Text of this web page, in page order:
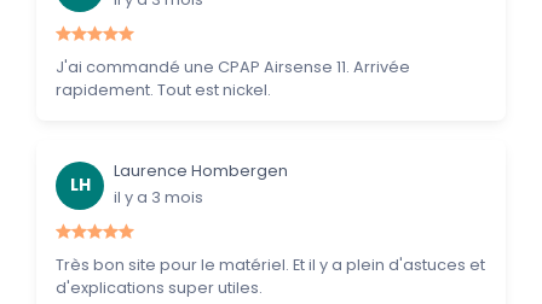
J'ai commandé une CPAP Airsense 11. Arrivée
rapidement. Tout est nickel.
LH
Laurence Hombergen
il y a 3 mois
Très bon site pour le matériel. Et il y a plein d'astuces et
d'explications super utiles.